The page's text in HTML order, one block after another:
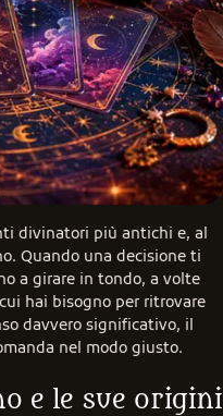
divinatori più antichi e, al
Quando una decisione ti
a girare in tondo, a volte
hai bisogno per ritrovare
davvero significativo, il
nel modo giusto.
e le sue origini